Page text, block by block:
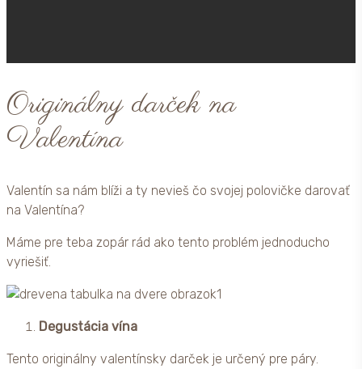
Originálny darček na
Valentína
Valentín sa nám blíži a ty nevieš čo svojej polovičke darovať
na Valentína?
Máme pre teba zopár rád ako tento problém jednoducho
vyriešiť.
Degustácia vína
Tento originálny valentínsky darček je určený pre páry.